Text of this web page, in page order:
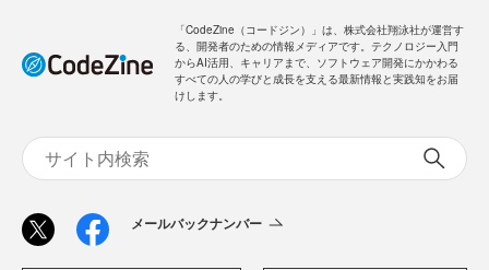
「CodeZine（コードジン）」は、株式会社翔泳社が運営す
る、開発者のための情報メディアです。テクノロジー入門
からAI活用、キャリアまで、ソフトウェア開発にかかわる
すべての人の学びと成長を支える最新情報と実践知をお届
けします。
メールバックナンバー